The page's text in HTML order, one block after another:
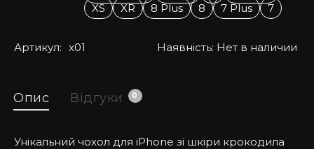
XS
XR 8 Plus 8 7 Plus 7
Артикул: x01 Наявність: Нет в наличии
Опис Відгуки 0
Унікальний чохол для iPhone зі шкіри крокодила